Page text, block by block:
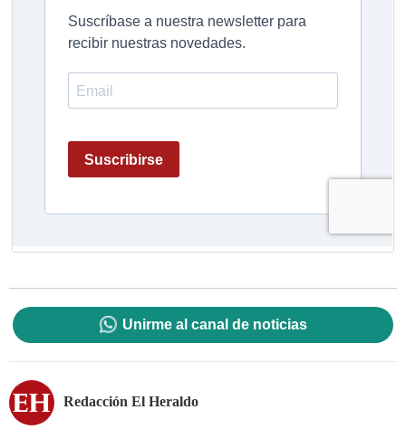
Unirme al canal de noticias
Redacción El Heraldo